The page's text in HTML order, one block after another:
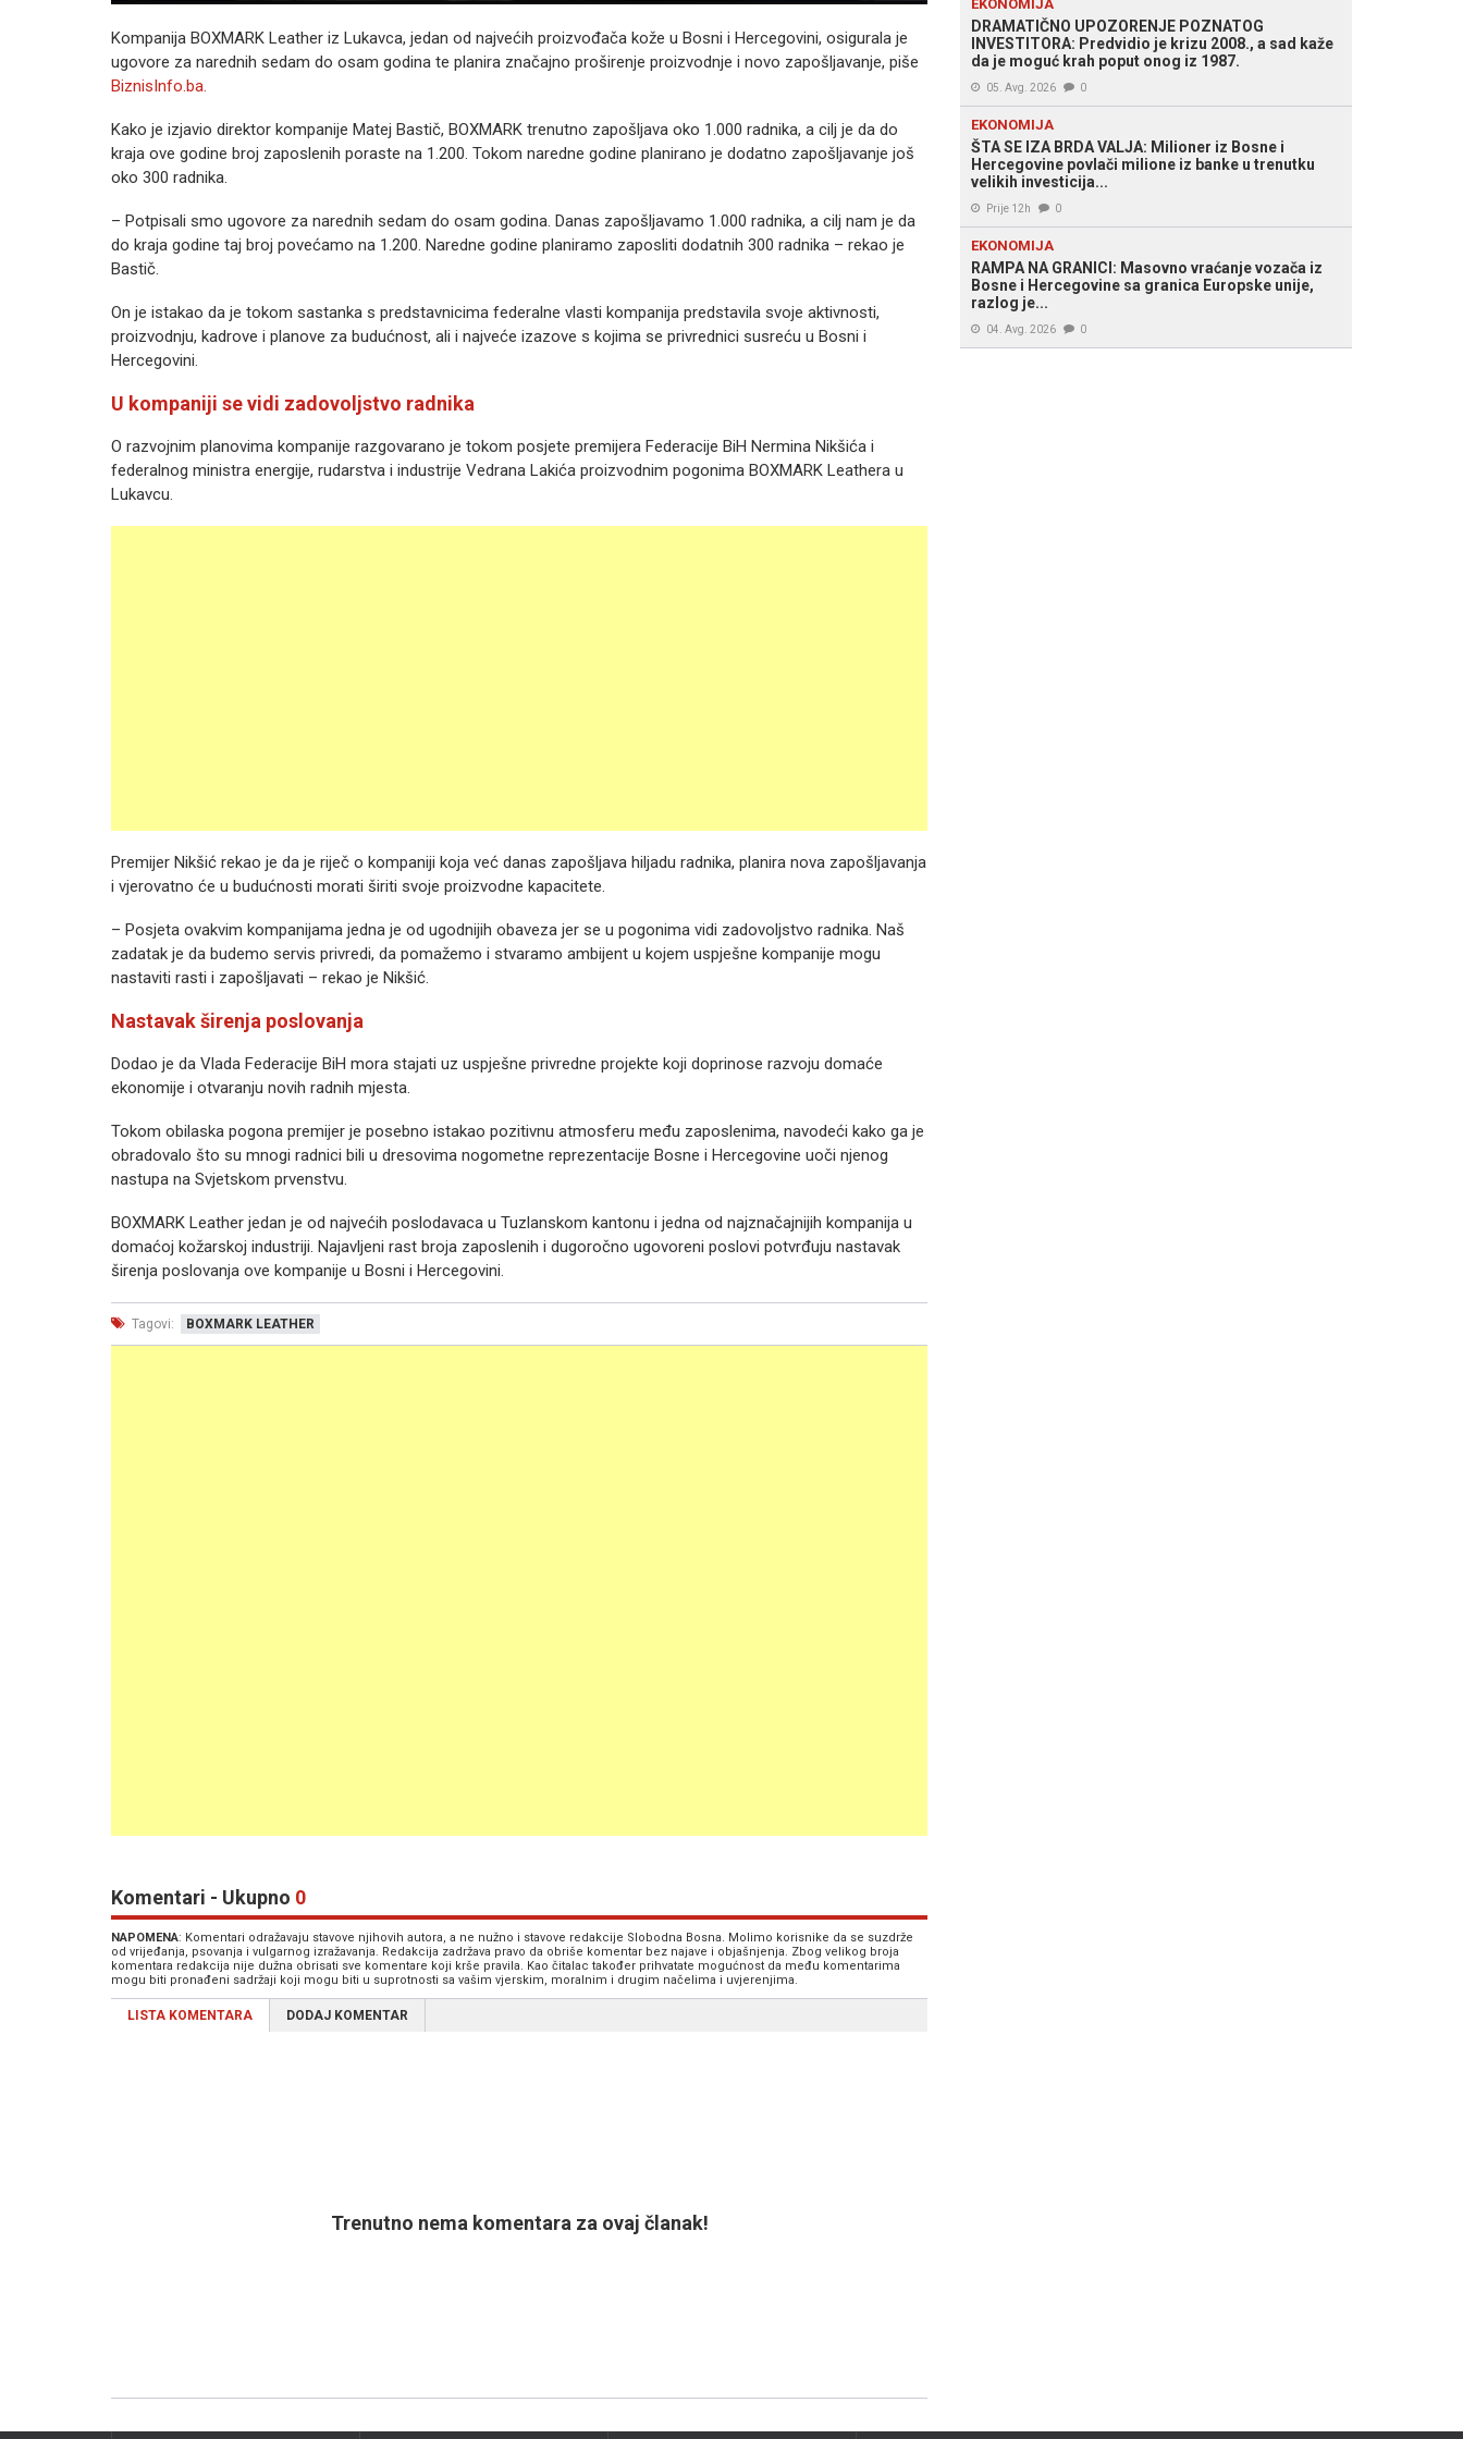
Kompanija BOXMARK Leather iz Lukavca, jedan od najvećih proizvođača kože u Bosni i Hercegovini, osigurala je
ugovore za narednih sedam do osam godina te planira značajno proširenje proizvodnje i novo zapošljavanje, piše
BiznisInfo.ba.
Kako je izjavio direktor kompanije Matej Bastič, BOXMARK trenutno zapošljava oko 1.000 radnika, a cilj je da do
kraja ove godine broj zaposlenih poraste na 1.200. Tokom naredne godine planirano je dodatno zapošljavanje još
oko 300 radnika.
– Potpisali smo ugovore za narednih sedam do osam godina. Danas zapošljavamo 1.000 radnika, a cilj nam je da
do kraja godine taj broj povećamo na 1.200. Naredne godine planiramo zaposliti dodatnih 300 radnika – rekao je
Bastič.
On je istakao da je tokom sastanka s predstavnicima federalne vlasti kompanija predstavila svoje aktivnosti,
proizvodnju, kadrove i planove za budućnost, ali i najveće izazove s kojima se privrednici susreću u Bosni i
Hercegovini.
U kompaniji se vidi zadovoljstvo radnika
O razvojnim planovima kompanije razgovarano je tokom posjete premijera Federacije BiH Nermina Nikšića i
federalnog ministra energije, rudarstva i industrije Vedrana Lakića proizvodnim pogonima BOXMARK Leathera u
Lukavcu.
Premijer Nikšić rekao je da je riječ o kompaniji koja već danas zapošljava hiljadu radnika, planira nova zapošljavanja
i vjerovatno će u budućnosti morati širiti svoje proizvodne kapacitete.
– Posjeta ovakvim kompanijama jedna je od ugodnijih obaveza jer se u pogonima vidi zadovoljstvo radnika. Naš
zadatak je da budemo servis privredi, da pomažemo i stvaramo ambijent u kojem uspješne kompanije mogu
nastaviti rasti i zapošljavati – rekao je Nikšić.
Nastavak širenja poslovanja
Dodao je da Vlada Federacije BiH mora stajati uz uspješne privredne projekte koji doprinose razvoju domaće
ekonomije i otvaranju novih radnih mjesta.
Tokom obilaska pogona premijer je posebno istakao pozitivnu atmosferu među zaposlenima, navodeći kako ga je
obradovalo što su mnogi radnici bili u dresovima nogometne reprezentacije Bosne i Hercegovine uoči njenog
nastupa na Svjetskom prvenstvu.
BOXMARK Leather jedan je od najvećih poslodavaca u Tuzlanskom kantonu i jedna od najznačajnijih kompanija u
domaćoj kožarskoj industriji. Najavljeni rast broja zaposlenih i dugoročno ugovoreni poslovi potvrđuju nastavak
širenja poslovanja ove kompanije u Bosni i Hercegovini.
Tagovi: BOXMARK LEATHER
Komentari - Ukupno 0
NAPOMENA: Komentari odražavaju stavove njihovih autora, a ne nužno i stavove redakcije Slobodna Bosna. Molimo korisnike da se suzdrže
od vrijeđanja, psovanja i vulgarnog izražavanja. Redakcija zadržava pravo da obriše komentar bez najave i objašnjenja. Zbog velikog broja
komentara redakcija nije dužna obrisati sve komentare koji krše pravila. Kao čitalac također prihvatate mogućnost da među komentarima
mogu biti pronađeni sadržaji koji mogu biti u suprotnosti sa vašim vjerskim, moralnim i drugim načelima i uvjerenjima.
LISTA KOMENTARA DODAJ KOMENTAR
Trenutno nema komentara za ovaj članak!
EKONOMIJA
DRAMATIČNO UPOZORENJE POZNATOG
INVESTITORA: Predvidio je krizu 2008., a sad kaže
da je moguć krah poput onog iz 1987.
05. Avg. 2026 0
EKONOMIJA
ŠTA SE IZA BRDA VALJA: Milioner iz Bosne i
Hercegovine povlači milione iz banke u trenutku
velikih investicija...
Prije 12h 0
EKONOMIJA
RAMPA NA GRANICI: Masovno vraćanje vozača iz
Bosne i Hercegovine sa granica Europske unije,
razlog je...
04. Avg. 2026 0